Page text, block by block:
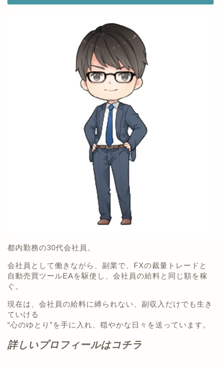
都内勤務の30代会社員。
会社員として働きながら、副業で、FXの裁量トレードと
自動売買ツールEAを駆使し、会社員の給料と同じ額を稼
ぐ。
現在は、会社員の給料に縛られない、副収入だけでも生き
ていける
“心のゆとり”を手に入れ、穏やかな日々を送っています。
詳しいプロフィールはコチラ